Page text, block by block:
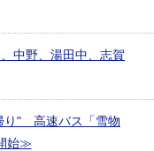
中野、湯田中、志賀
り" 高速バス「雪物
始≫